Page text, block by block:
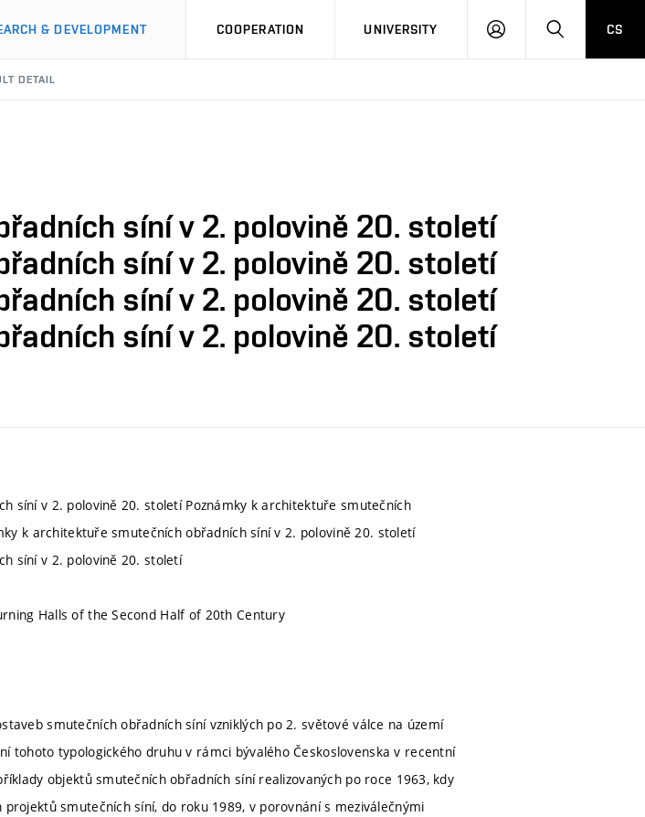
& DEVELOPMENT COOPERATION UNIVERSITY
LOG
SEARCHCS
DETAIL
síní v 2. polovině 20. století
síní v 2. polovině 20. století
síní v 2. polovině 20. století
síní v 2. polovině 20. století
síní v 2. polovině 20. století Poznámky k architektuře smutečních
k architektuře smutečních obřadních síní v 2. polovině 20. století
síní v 2. polovině 20. století
Halls of the Second Half of 20th Century
smutečních obřadních síní vzniklých po 2. světové válce na území
tohoto typologického druhu v rámci bývalého Československa v recentní
objektů smutečních obřadních síní realizovaných po roce 1963, kdy
smutečních síní, do roku 1989, v porovnání s meziválečnými